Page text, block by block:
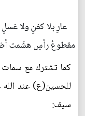
عارٍ بلا كفنٍ ولا
مقطوعُ رأسٍ هشّمت
كما تشترك مع سمات
للحسين(ع) عند الله
سيف: